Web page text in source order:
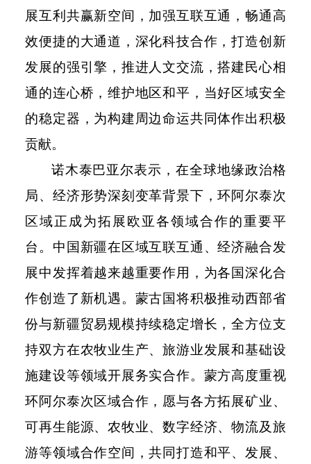
展互利共赢新空间，加强互联互通，畅通高
效便捷的大通道，深化科技合作，打造创新
发展的强引擎，推进人文交流，搭建民心相
通的连心桥，维护地区和平，当好区域安全
的稳定器，为构建周边命运共同体作出积极
贡献。
诺木泰巴亚尔表示，在全球地缘政治格
局、经济形势深刻变革背景下，环阿尔泰次
区域正成为拓展欧亚各领域合作的重要平
台。中国新疆在区域互联互通、经济融合发
展中发挥着越来越重要作用，为各国深化合
作创造了新机遇。蒙古国将积极推动西部省
份与新疆贸易规模持续稳定增长，全方位支
持双方在农牧业生产、旅游业发展和基础设
施建设等领域开展务实合作。蒙方高度重视
环阿尔泰次区域合作，愿与各方拓展矿业、
可再生能源、农牧业、数字经济、物流及旅
游等领域合作空间，共同打造和平、发展、